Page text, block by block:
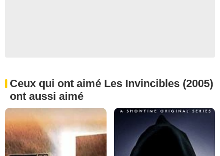
Ceux qui ont aimé Les Invincibles (2005)
ont aussi aimé